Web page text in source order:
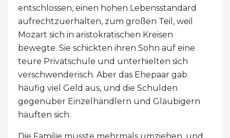
entschlossen, einen hohen Lebensstandard
aufrechtzuerhalten, zum großen Teil, weil
Mozart sich in aristokratischen Kreisen
bewegte. Sie schickten ihren Sohn auf eine
teure Privatschule und unterhielten sich
verschwenderisch. Aber das Ehepaar gab
häufig viel Geld aus, und die Schulden
gegenüber Einzelhändlern und Gläubigern
häuften sich.
Die Familie musste mehrmals umziehen, und